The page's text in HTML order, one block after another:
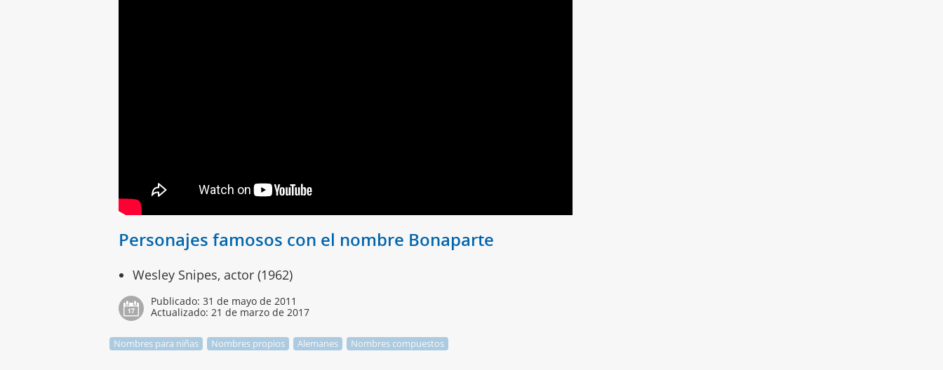
Personajes famosos con el nombre Bonaparte
Wesley Snipes, actor (1962)
Publicado:31 de mayo de 2011
Actualizado: 21 de marzo de 2017
Nombres para niñas Nombres propios Alemanes Nombres compuestos